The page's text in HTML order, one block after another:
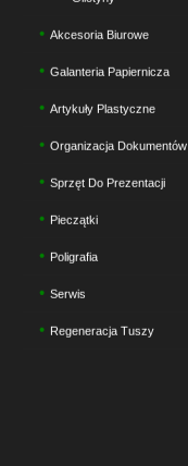
Akcesoria Biurowe
Galanteria Papiernicza
Artykuły Plastyczne
Organizacja Dokumentów
Sprzęt Do Prezentacji
Pieczątki
Poligrafia
Serwis
Regeneracja Tuszy